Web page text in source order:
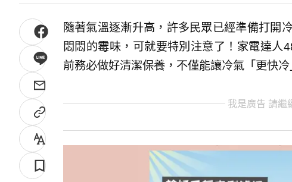
隨著氣溫逐漸升高，許多民眾已經準備打開
悶悶的霉味，可就要特別注意了！家電達人
前務必做好清潔保養，不僅能讓冷氣「更快
我是廣告 請繼